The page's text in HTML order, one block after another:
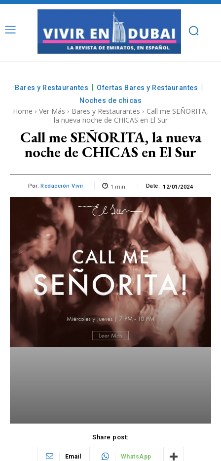
Bares y Restaurantes
Ofertas Bares y Restaurantes
Noches de chicas
Home Ver Más Bares y Restaurantes
Call me SEÑORITA,
la nueva noche de CHICAS en El Sur
Call me SEÑORITA, la nueva
noche de CHICAS en El Sur
Por: Redacción Vivir 1 min. Date: 12/01/2024
Share post:
Email WhatsApp